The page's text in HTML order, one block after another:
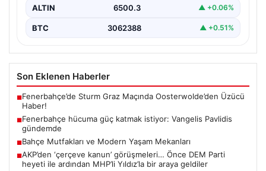
ALTIN 6500.3 ▲ +0.06%
BTC 3062388 ▲ +0.51%
Son Eklenen Haberler
■Fenerbahçe’de Sturm Graz Maçında Oosterwolde’den Üzücü
Haber!
■Fenerbahçe hücuma güç katmak istiyor: Vangelis Pavlidis
gündemde
■Bahçe Mutfakları ve Modern Yaşam Mekanları
■AKP’den ‘çerçeve kanun’ görüşmeleri… Önce DEM Parti
heyeti ile ardından MHP’li Yıldız’la bir araya geldiler